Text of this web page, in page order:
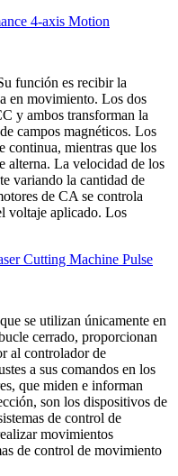
función es recibir la
en movimiento. Los dos
y ambos transforman la
campos magnéticos. Los
continua, mientras que los
alterna. La velocidad de los
variando la cantidad de
de CA se controla
voltaje aplicado. Los
se utilizan únicamente en
cerrado, proporcionan
al controlador de
a sus comandos en los
que miden e informan
son los dispositivos de
de control de
movimientos
de control de movimiento